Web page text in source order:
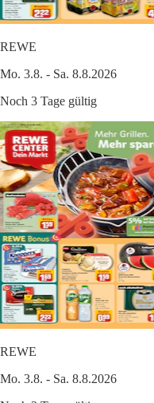
REWE
Mo. 3.8. - Sa. 8.8.2026
Noch 3 Tage gültig
REWE
Mo. 3.8. - Sa. 8.8.2026